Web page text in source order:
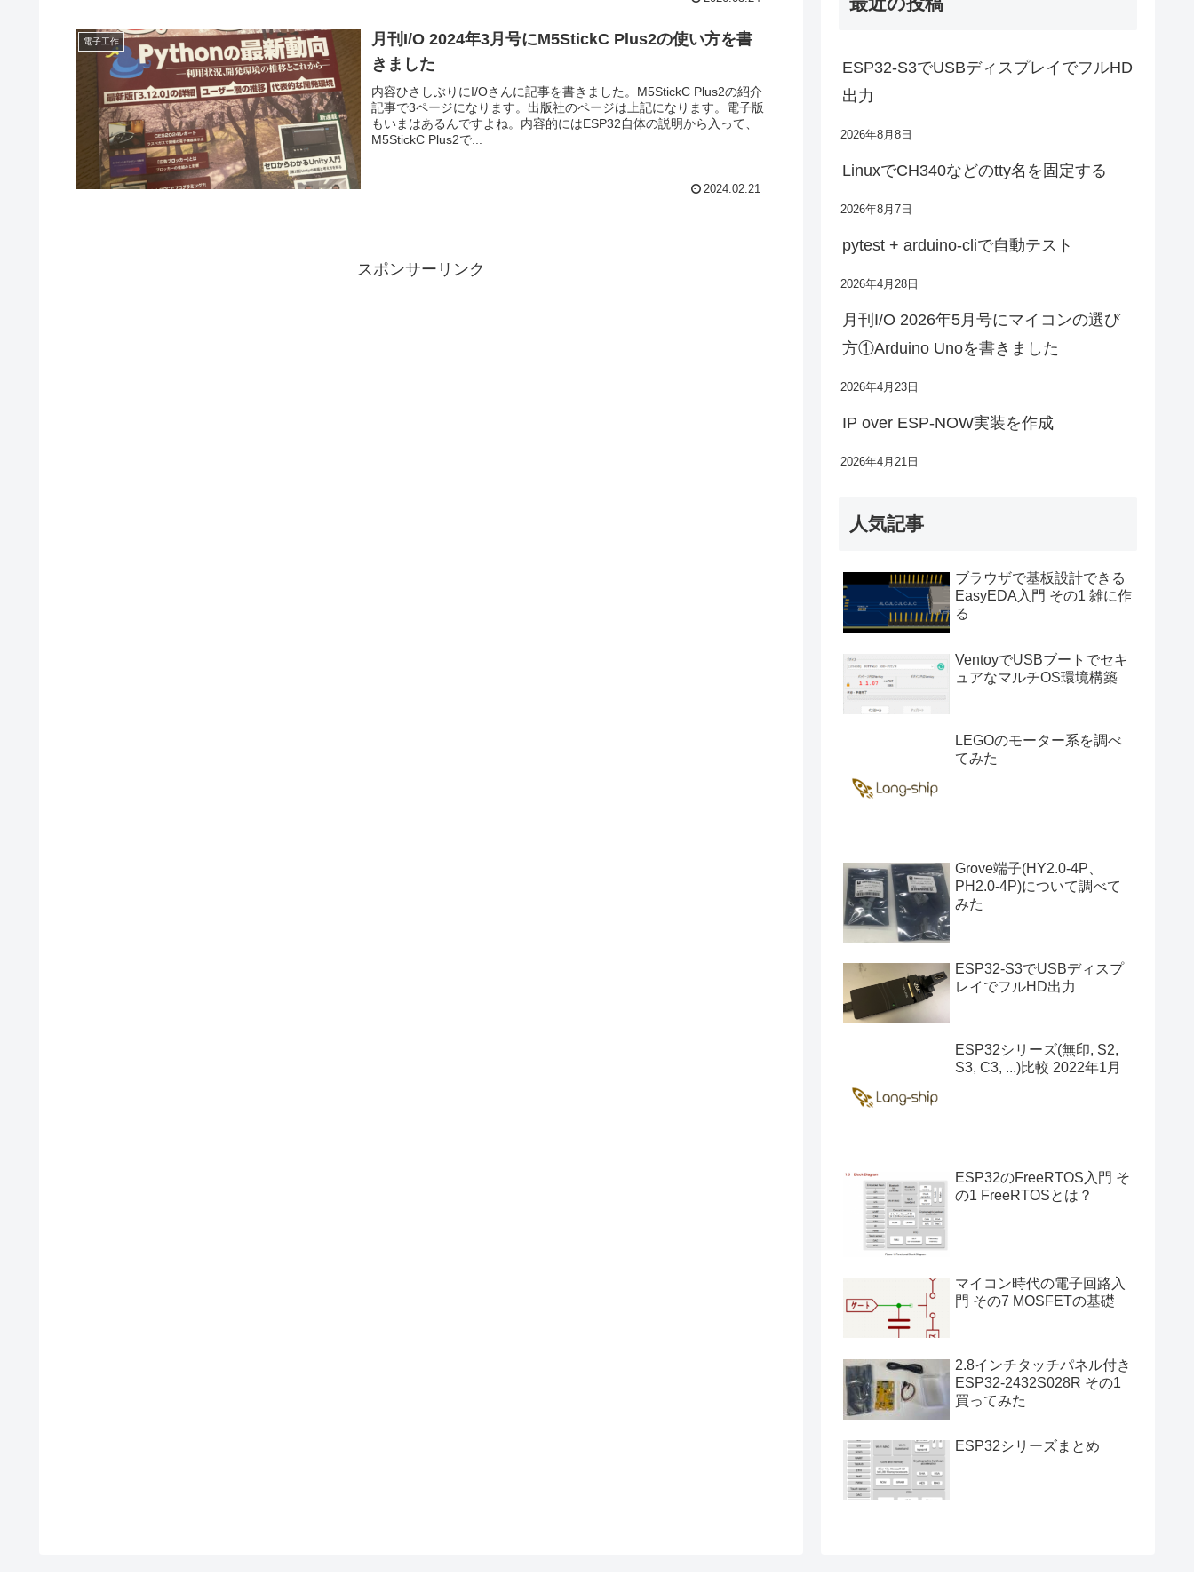
電子工作
月刊I/O 2024年3月号にM5StickC Plus2の使い方を書
きました
内容ひさしぶりにI/Oさんに記事を書きました。M5StickC Plus2の紹介
記事で3ページになります。出版社のページは上記になります。電子版
もいまはあるんですよね。内容的にはESP32自体の説明から入って、
M5StickC Plus2で...
2024.02.21
スポンサーリンク
ESP32-S3でUSBディスプレイでフルHD
出力
2026年8月8日
LinuxでCH340などのtty名を固定する
2026年8月7日
pytest + arduino-cliで自動テスト
2026年4月28日
月刊I/O 2026年5月号にマイコンの選び
方①Arduino Unoを書きました
2026年4月23日
IP over ESP-NOW実装を作成
2026年4月21日
人気記事
ブラウザで基板設計できる
EasyEDA入門 その1 雑に作
る
VentoyでUSBブートでセキ
ュアなマルチOS環境構築
LEGOのモーター系を調べ
てみた
Grove端子(HY2.0-4P、
PH2.0-4P)について調べて
みた
ESP32-S3でUSBディスプ
レイでフルHD出力
ESP32シリーズ(無印, S2,
S3, C3, ...)比較 2022年1月
ESP32のFreeRTOS入門 そ
の1 FreeRTOSとは？
マイコン時代の電子回路入
門 その7 MOSFETの基礎
2.8インチタッチパネル付き
ESP32-2432S028R その1
買ってみた
ESP32シリーズまとめ